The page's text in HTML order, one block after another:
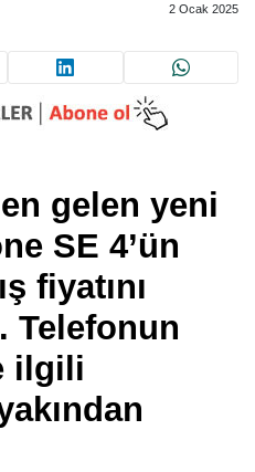
2 Ocak 2025
gelen yeni
SE 4’ün
fiyatını
Telefonun
ilgili